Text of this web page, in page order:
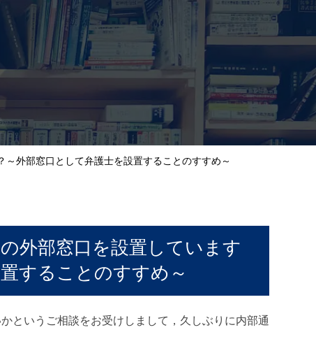
外部窓口として弁護士を設置することのすすめ～
外部窓口を設置しています
することのすすめ～
というご相談をお受けしまして，久しぶりに内部通